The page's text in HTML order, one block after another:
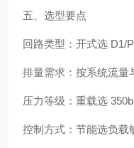
五、选型要点
回路类型：开式选 D1/
排量需求：按系统流量
压力等级：重载选
控制方式：节能选负载